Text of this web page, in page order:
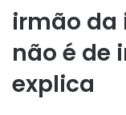
irmão da
não é de
explica